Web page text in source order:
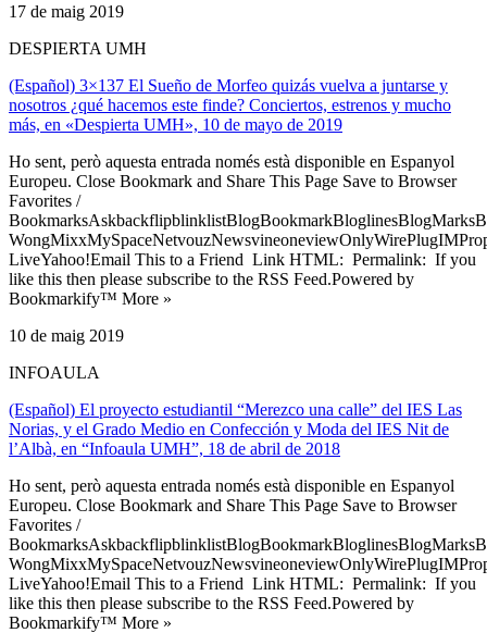
17 de maig 2019
DESPIERTA UMH
(Español) 3×137 El Sueño de Morfeo quizás vuelva a juntarse y
nosotros ¿qué hacemos este finde? Conciertos, estrenos y mucho
más, en «Despierta UMH», 10 de mayo de 2019
Ho sent, però aquesta entrada només està disponible en Espanyol
Europeu. Close Bookmark and Share This Page Save to Browser
Favorites /
LiveYahoo!Email This to a Friend Link HTML: Permalink: If you
like this then please subscribe to the RSS Feed.Powered by
Bookmarkify™ More »
10 de maig 2019
INFOAULA
(Español) El proyecto estudiantil “Merezco una calle” del IES Las
Norias, y el Grado Medio en Confección y Moda del IES Nit de
l’Albà, en “Infoaula UMH”, 18 de abril de 2018
Ho sent, però aquesta entrada només està disponible en Espanyol
Europeu. Close Bookmark and Share This Page Save to Browser
Favorites /
LiveYahoo!Email This to a Friend Link HTML: Permalink: If you
like this then please subscribe to the RSS Feed.Powered by
Bookmarkify™ More »